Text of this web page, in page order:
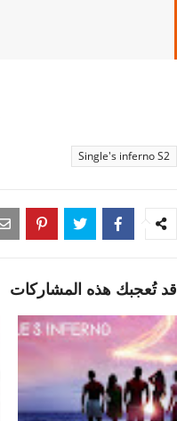
Single's inferno S2
قد تُعجبك هذه المشاركات